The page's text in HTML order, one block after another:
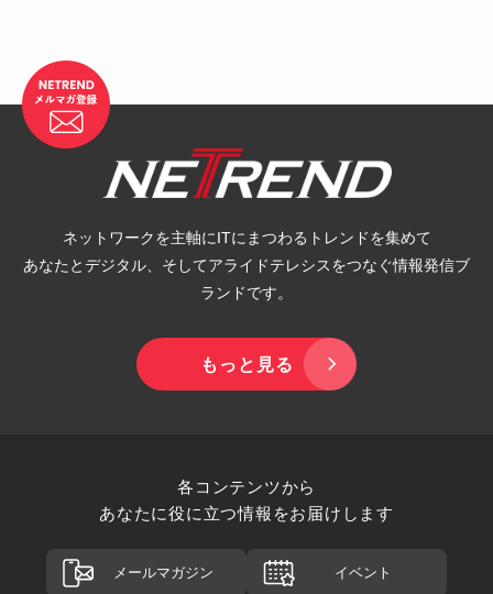
ネットワークを主軸にITにまつわるトレンドを集めて
あなたとデジタル、そしてアライドテレシスをつなぐ情報発信ブ
ランドです。
もっと見る
各コンテンツから
あなたに役に立つ情報をお届けします
メールマガジン イベント